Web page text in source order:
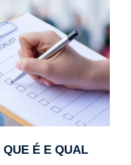
É E QUAL